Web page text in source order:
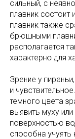
сильный, с
плавник состоит
плавник также
брюшными
располагается
характерно для
Зрение у
и
темного цвета
выявить муху
поверхностью
способна учуять